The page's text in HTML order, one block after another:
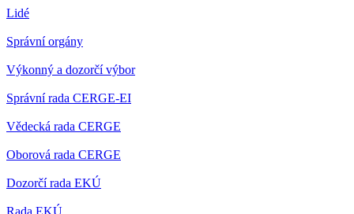
Lidé
Správní orgány
Výkonný a dozorčí výbor
Správní rada CERGE-EI
Vědecká rada CERGE
Oborová rada CERGE
Dozorčí rada EKÚ
Rada EKÚ